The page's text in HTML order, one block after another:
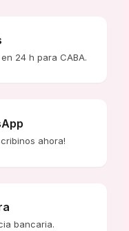
24 h para CABA.
ahora!
bancaria.